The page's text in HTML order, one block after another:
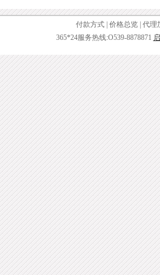
付款方式 价格总览 代理
365*24服务热线:O539-8878871